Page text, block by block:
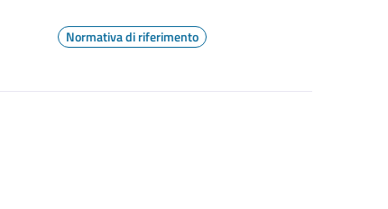
Normativa di riferimento